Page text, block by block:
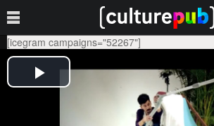
[icegram campaigns="52267"]